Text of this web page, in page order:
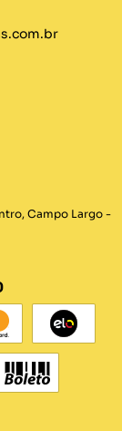
Campo Largo-